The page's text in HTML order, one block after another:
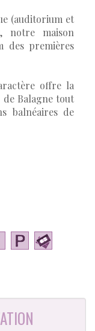
(auditorium et
notre maison
des premières
offre la
de Balagne tout
balnéaires de